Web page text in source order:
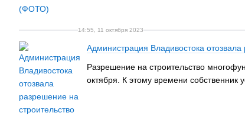
14:55, 11 октября 2023
Администрация Владивостока
Разрешение на строительство
октября. К этому времени собственник